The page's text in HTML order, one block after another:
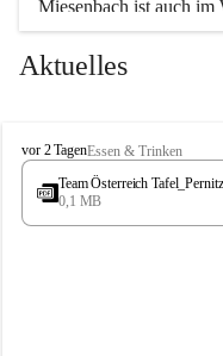
Miesenbach ist auch
Eisstockschießen gibt
wunderschöne
vielfältige Angebot
Überzeugen Sie sich
in den
Wir kennen
Tradition und
Aktuelles
M
i
s
vor 2 TagenEssen & Trinken
Team Österreich Tafel_Pernitz
0,1 MB